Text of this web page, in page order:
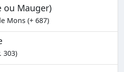
ou Mauger)
Mons (+ 687)
303)